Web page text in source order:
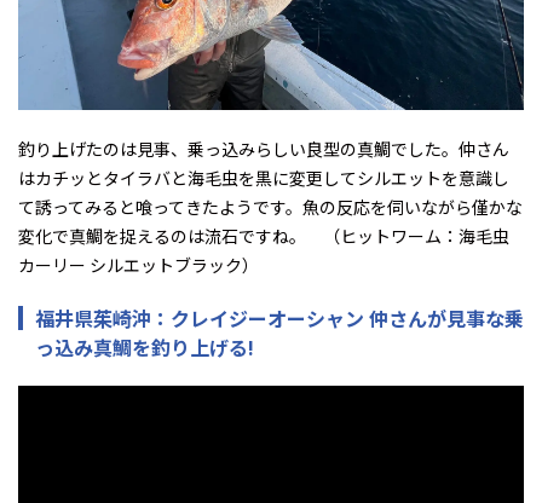
釣り上げたのは見事、乗っ込みらしい良型の真鯛でした。仲さん
はカチッとタイラバと海毛虫を黒に変更してシルエットを意識し
て誘ってみると喰ってきたようです。魚の反応を伺いながら僅かな
変化で真鯛を捉えるのは流石ですね。 （ヒットワーム：海毛虫
カーリー シルエットブラック）
福井県茱崎沖：クレイジーオーシャン 仲さんが見事な乗
っ込み真鯛を釣り上げる!